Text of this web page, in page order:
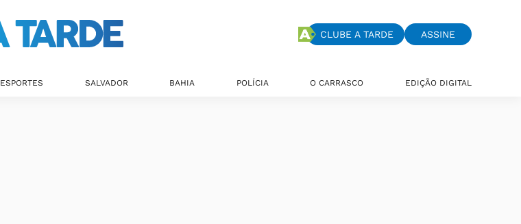
CLUBE A TARDE ASSINE
ESPORTES SALVADOR BAHIA POLÍCIA O CARRASCO EDIÇÃO DIGITAL